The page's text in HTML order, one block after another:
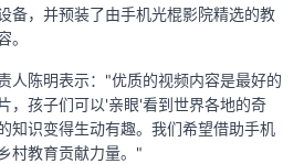
备，并预装了由手机光棍影院精选的教
。
人陈明表示："优质的视频内容是最好的
，孩子们可以'亲眼'看到世界各地的奇
知识变得生动有趣。我们希望借助手机
村教育贡献力量。"